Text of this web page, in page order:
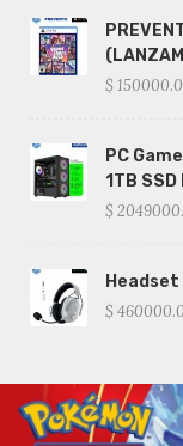
$
PC
1TB
$
Headset
$